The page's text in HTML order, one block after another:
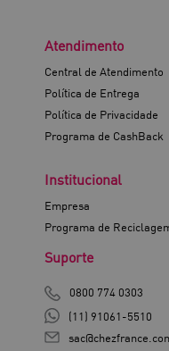
Atendimento
Central de Atendimento
Política de Entrega
Política de Privacidade
Programa de CashBack
Institucional
Empresa
Programa de
Suporte
0800 774 0303
(11) 91061-5510